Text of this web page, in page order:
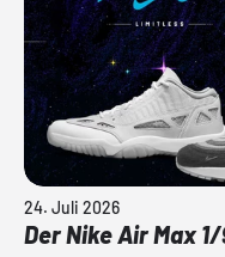
24. Juli 2026
Der Nike Air Max